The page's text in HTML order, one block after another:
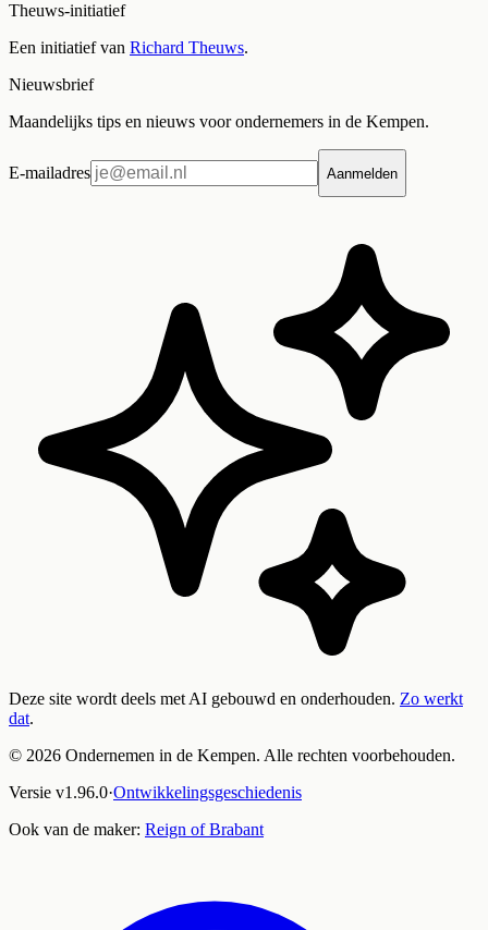
Theuws-initiatief
Een initiatief van Richard Theuws.
Nieuwsbrief
Maandelijks tips en nieuws voor ondernemers in de Kempen.
E-mailadres Aanmelden
Deze site wordt deels met AI gebouwd en onderhouden. Zo werkt
dat.
© 2026 Ondernemen in de Kempen. Alle rechten voorbehouden.
Versie v1.96.0·Ontwikkelingsgeschiedenis
Ook van de maker: Reign of Brabant